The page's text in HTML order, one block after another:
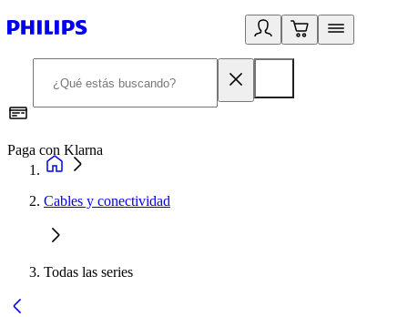
Paga con Klarna
Cables y conectividad
Todas las series